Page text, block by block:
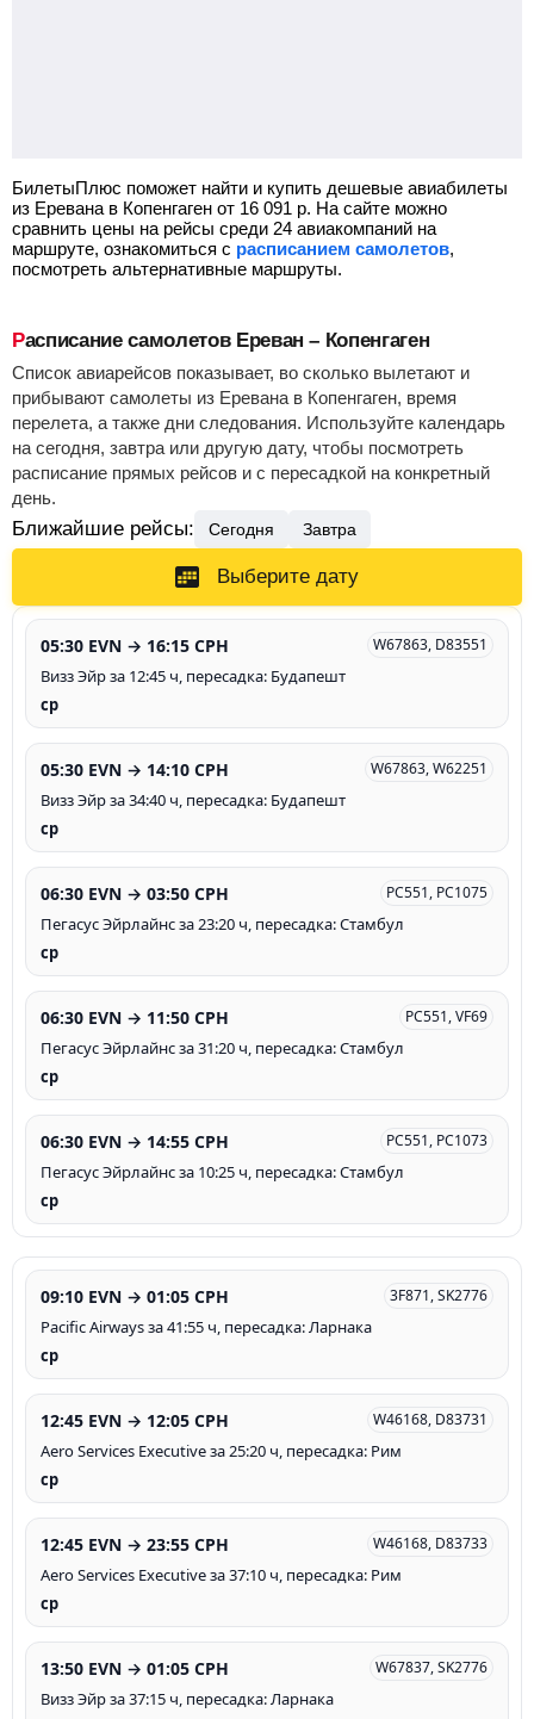
БилетыПлюс поможет найти и купить дешевые авиабилеты
из Еревана в Копенгаген от 16 091 р. На сайте можно
сравнить цены на рейсы среди 24 авиакомпаний на
маршруте, ознакомиться с расписанием самолетов,
посмотреть альтернативные маршруты.
Расписание самолетов Ереван – Копенгаген
Список авиарейсов показывает, во сколько вылетают и
прибывают самолеты из Еревана в Копенгаген, время
перелета, а также дни следования. Используйте календарь
на сегодня, завтра или другую дату, чтобы посмотреть
расписание прямых рейсов и с пересадкой на конкретный
день.
Ближайшие рейсы: Сегодня Завтра
Выберите дату
05:30 EVN → 16:15 CPH W67863, D83551
Визз Эйр за 12:45 ч, пересадка: Будапешт
ср
05:30 EVN → 14:10 CPH W67863, W62251
Визз Эйр за 34:40 ч, пересадка: Будапешт
ср
06:30 EVN → 03:50 CPH PC551, PC1075
Пегасус Эйрлайнс за 23:20 ч, пересадка: Стамбул
ср
06:30 EVN → 11:50 CPH PC551, VF69
Пегасус Эйрлайнс за 31:20 ч, пересадка: Стамбул
ср
06:30 EVN → 14:55 CPH PC551, PC1073
Пегасус Эйрлайнс за 10:25 ч, пересадка: Стамбул
ср
09:10 EVN → 01:05 CPH 3F871, SK2776
Pacific Airways за 41:55 ч, пересадка: Ларнака
ср
12:45 EVN → 12:05 CPH W46168, D83731
Aero Services Executive за 25:20 ч, пересадка: Рим
ср
12:45 EVN → 23:55 CPH W46168, D83733
Aero Services Executive за 37:10 ч, пересадка: Рим
ср
13:50 EVN → 01:05 CPH W67837, SK2776
Визз Эйр за 37:15 ч, пересадка: Ларнака